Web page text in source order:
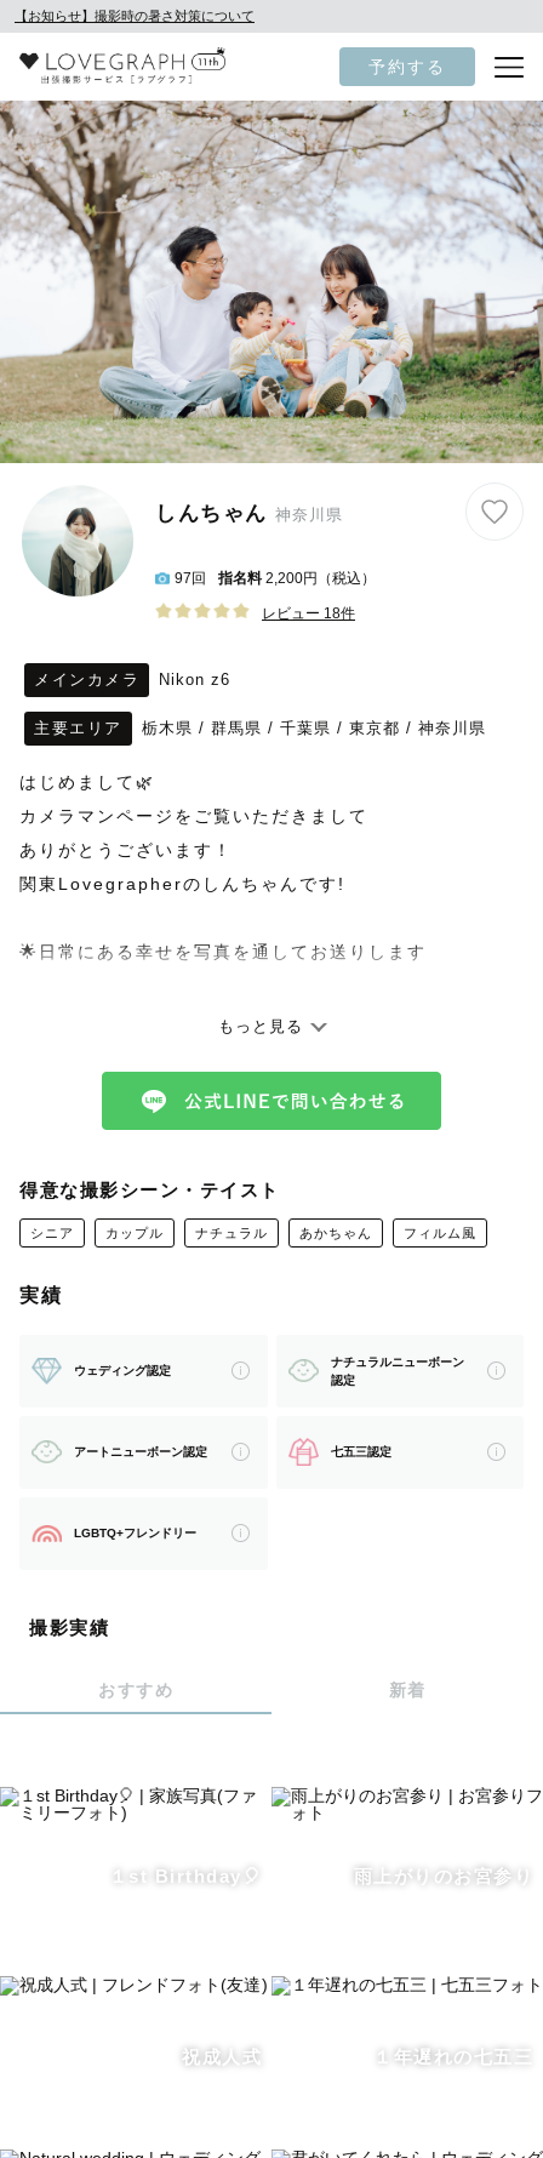
【お知らせ】撮影時の暑さ対策について
予約する
しんちゃん 神奈川県
97回 指名料 2,200円（税込）
レビュー 18件
メインカメラ Nikon z6
主要エリア 栃木県 / 群馬県 / 千葉県 / 東京都 / 神奈川県
はじめまして🌿
カメラマンページをご覧いただきまして
ありがとうございます！
関東Lovegrapherのしんちゃんです!
🌟日常にある幸せを写真を通してお送りします
神奈川県在住で、普段は理学療法士として訪問看護ステー
これからお会いする皆様の『自然で幸せいっぱいの表情』
私自身、写真を通してたくさんの幸せに触れてきました。
写真に映る表情
そのときを思い出させてくれる景色
あとで見返した時、思わず笑顔になるような
幸せな気持ちになれるような写真をお届けします🕊️
カメラやカメラマンを前にすると緊張してしまいますよ
私は、ポージングはもちろん、撮影中たくさんお話しさせ
して提供させていただきます！
《 最後に 》
スケジュールが△や✕の日でも対応可能になる場合がござ
もっと見る
得意な撮影シーン・テイスト
シニア カップル ナチュラル あかちゃん フィルム風
実績
ウェディング認定
ナチュラルニューボーン
認定
アートニューボーン認定 七五三認定
LGBTQ+フレンドリー
撮影実績
おすすめ 新着
１st Birthday🎈 雨上がりのお宮参り
祝成人式 １年遅れの七五三